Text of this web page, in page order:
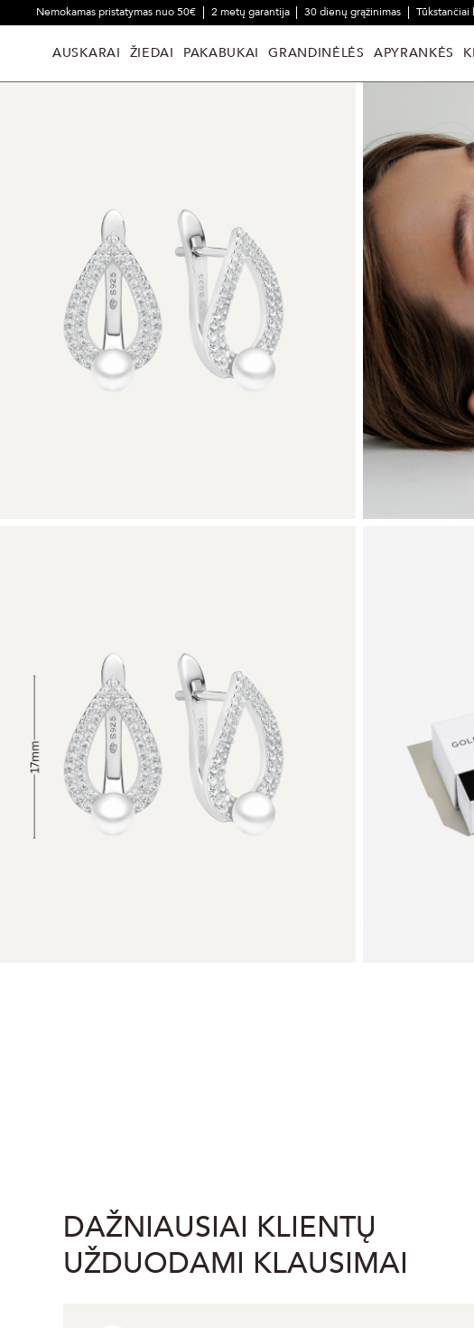
Nemokamas pristatymas nuo 50€ 2 metų garantija 30 dienų grąžinimas
AUSKARAI ŽIEDAI PAKABUKAI GRANDINĖLĖS APYRANKĖS
DAŽNIAUSIAI KLIENTŲ
UŽDUODAMI KLAUSIMAI